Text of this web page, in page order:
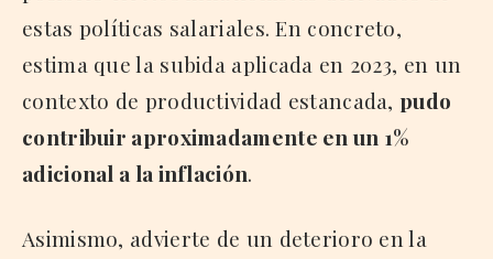
estas políticas salariales. En concreto,
estima que la subida aplicada en 2023, en un
contexto de productividad estancada, pudo
contribuir aproximadamente en un 1%
adicional a la inflación.
Asimismo, advierte de un deterioro en la